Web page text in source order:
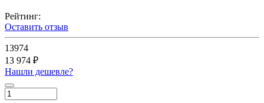
Рейтинг:
Оставить отзыв
13974
13 974 ₽
Нашли дешевле?